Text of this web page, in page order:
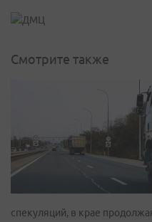
Смотрите также
спекуляций, в крае